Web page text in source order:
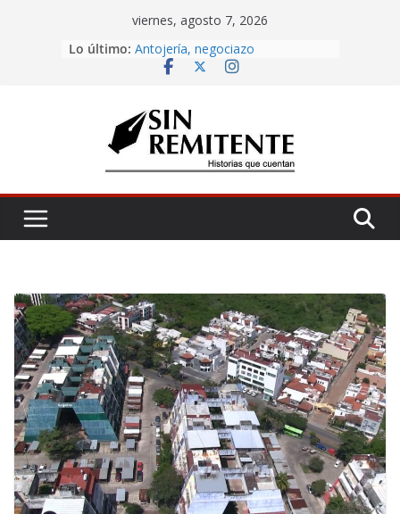
viernes, agosto 7, 2026
Lo último: Amor eterno
Antojería, negociazo
Misa de 12